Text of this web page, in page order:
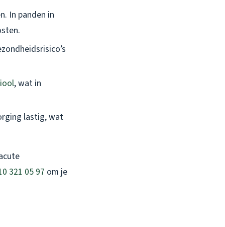
In panden in
, wat in
lastig, wat
321 05 97 om je